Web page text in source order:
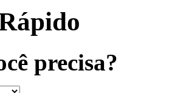
precisa?